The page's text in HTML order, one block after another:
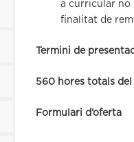
a curricular no
finalitat de
Termini de
560 hores totals del
Formulari d’oferta